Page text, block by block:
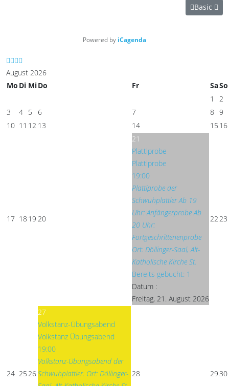
Basic
Powered by iCagenda
August 2026
Mo Di MiDo Fr SaSo
1
2
3
4 5 6 7 8 9
10 11 12 13 14 15 16
17 18 19 20
21
Plattlprobe
Plattlprobe
19:00
Plattlprobe der
Schwuhplattler Ab 19
Uhr: Anfängerprobe Ab
20 Uhr:
Fortgeschrittenenprobe
Ort: Döllinger-Saal, Alt-
Katholische Kirche St.
Bereits gebucht: 1
Datum :
Freitag, 21. August 2026
2223
24 2526
27
Volkstanz-Übungsabend
Volkstanz Übungsabend
19:00
Volkstanz-Übungsabend der
Schwuhplattler. Ort: Döllinger- 28 2930